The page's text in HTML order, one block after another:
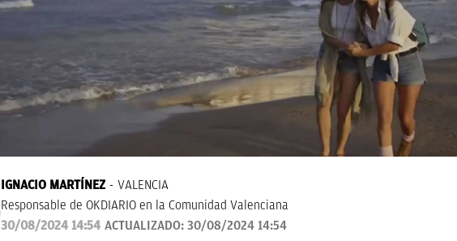
IGNACIO MARTÍNEZ
VALENCIA
Responsable de OKDIARIO en la Comunidad Valenciana
30/08/2024 14:54 ACTUALIZADO: 30/08/2024 14:54